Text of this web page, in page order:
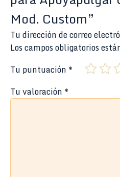
Mod. Custom”
Tu dirección de correo
Los campos obligatorios
Tu puntuación *
Tu valoración *